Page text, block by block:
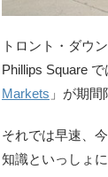
トロント・ダウ
Phillips Square
Markets 」が期間
それでは早速、
知識といっしょ